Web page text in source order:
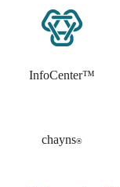
InfoCenter™
chayns®